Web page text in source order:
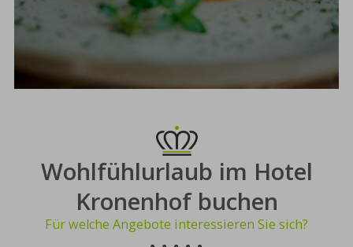
Wohlfühlurlaub im Hotel
Kronenhof buchen
Für welche Angebote interessieren Sie sich?